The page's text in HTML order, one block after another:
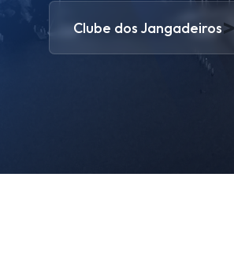
Clube dos Jangadeiros>